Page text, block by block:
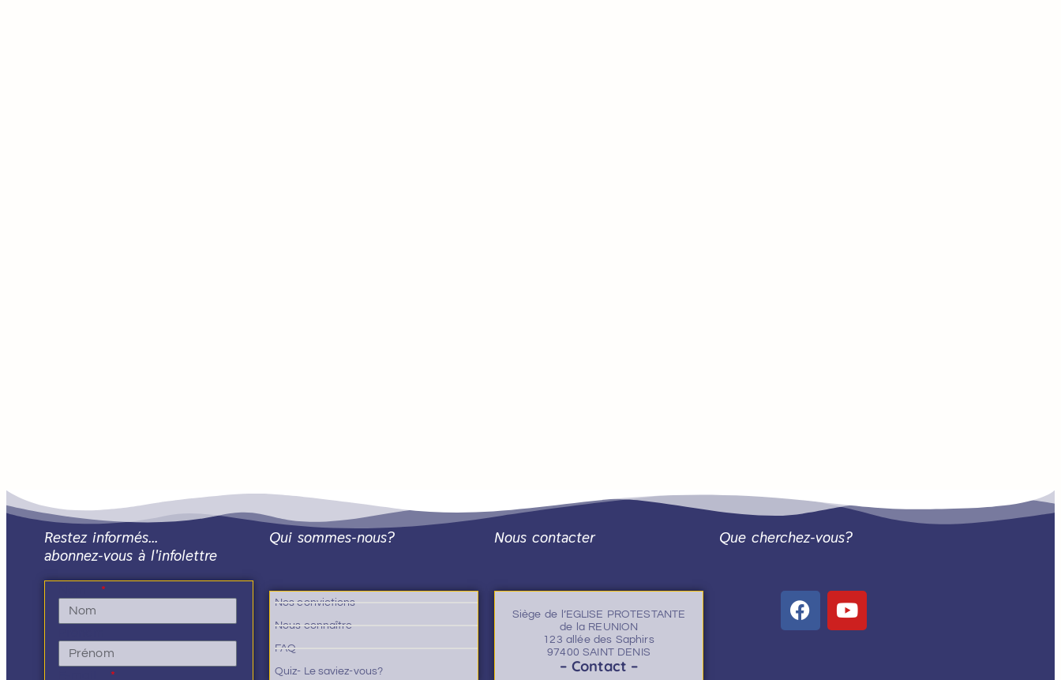
Restez informés…
abonnez-vous à l'infolettre
Qui sommes-nous?
Nos convictions
Nous connaître
FAQ
Quiz- Le saviez-vous?
Nous contacter
Siège de l’EGLISE PROTESTANTE
de la REUNION
123 allée des Saphirs
97400 SAINT DENIS
– Contact –
Que cherchez-vous?